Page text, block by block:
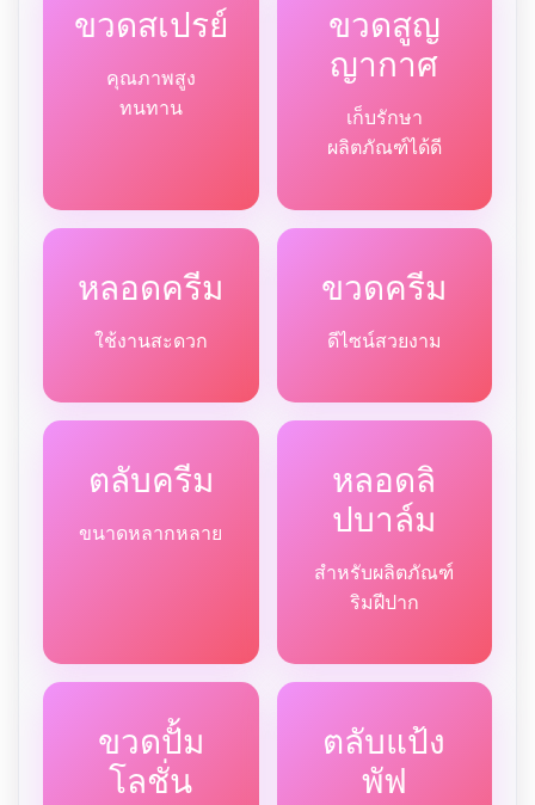
ขวดสเปรย์
คุณภาพสูง
ทนทาน
ขวดสูญ
ญากาศ
เก็บรักษา
ผลิตภัณฑ์ได้ดี
หลอดครีม
ใช้งานสะดวก
ขวดครีม
ดีไซน์สวยงาม
ตลับครีม
ขนาดหลากหลาย
หลอดลิ
ปบาล์ม
สำหรับผลิตภัณฑ์
ริมฝีปาก
ขวดปั้ม
โลชั่น
ตลับแป้ง
พัฟ